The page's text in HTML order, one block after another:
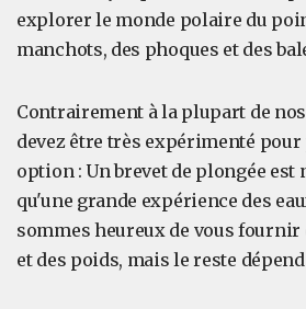
explorer le monde polaire du
manchots, des phoques et des
Contrairement à la plupart de
devez être très expérimenté
option : Un brevet de plongée est
qu'une grande expérience des
sommes heureux de vous
et des poids, mais le reste dépend